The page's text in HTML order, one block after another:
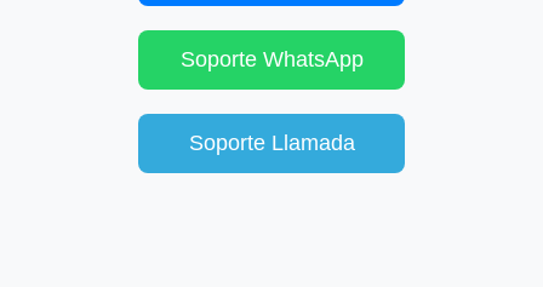
Soporte WhatsApp
Soporte Llamada